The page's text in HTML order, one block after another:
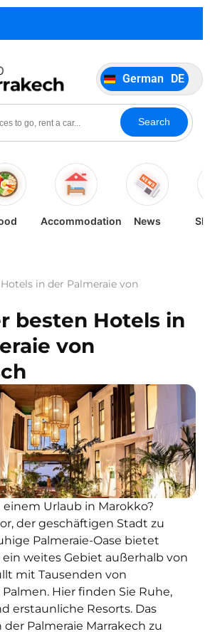
Search
German DE
Italiano IT
Português PT
Español
ES
Accommodation News
in der Palmeraie von
besten Hotels in
von
einem Urlaub in Marokko?
der geschäftigen Stadt zu
Palmeraie-Oase bietet
ein weites Gebiet außerhalb von
mit Tausenden von
Hier finden Sie Ruhe,
erstaunliche Resorts. Das
Palmeraie Marrakech zu